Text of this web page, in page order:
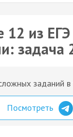
12 из
задача
заданий в
Посмотреть